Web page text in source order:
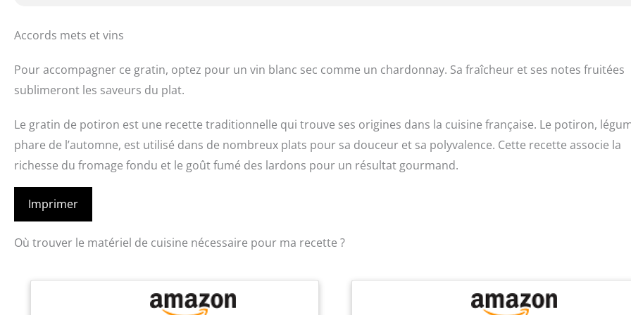
Accords mets et vins
Pour accompagner ce gratin, optez pour un vin blanc sec comme un chardonnay. Sa fraîcheur et ses notes fruitées
sublimeront les saveurs du plat.
Le gratin de potiron est une recette traditionnelle qui trouve ses origines dans la cuisine française. Le potiron,
phare de l’automne, est utilisé dans de nombreux plats pour sa douceur et sa polyvalence. Cette recette associe la
richesse du fromage fondu et le goût fumé des lardons pour un résultat gourmand.
Imprimer
Où trouver le matériel de cuisine nécessaire pour ma recette ?